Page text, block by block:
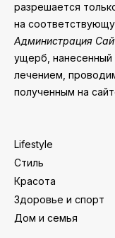
разрешается
на
Администрация
ущерб,
лечением,
полученным на
Lifestyle
Стиль
Красота
Здоровье и спорт
Дом и семья